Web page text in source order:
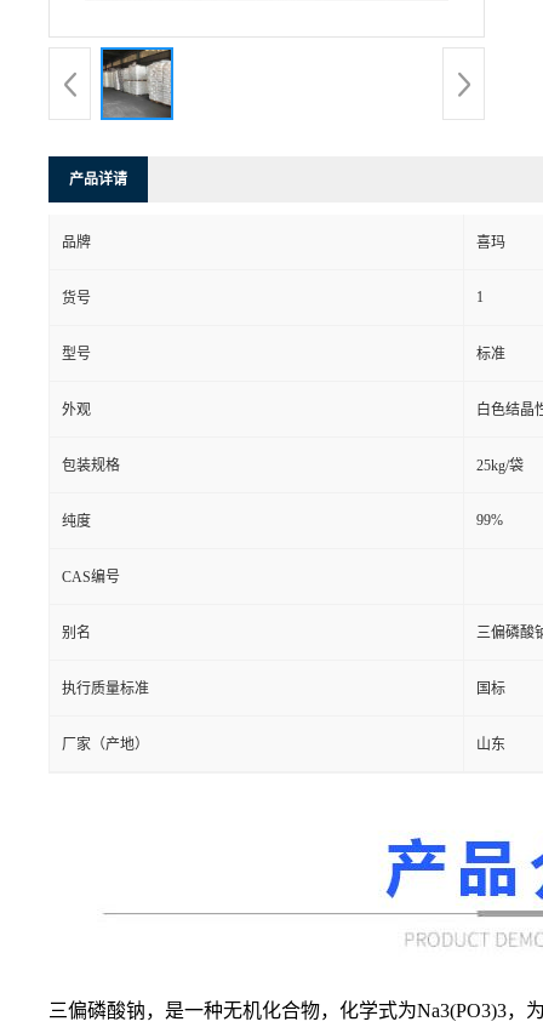
产品详请
品牌 喜玛
货号 1
型号 标准
外观 白色结晶
包装规格 25kg/袋
纯度 99%
CAS编号
别名 三偏磷酸
执行质量标准 国标
厂家（产地） 山东
三偏磷酸钠，是一种无机化合物，化学式为Na3(PO3)3，